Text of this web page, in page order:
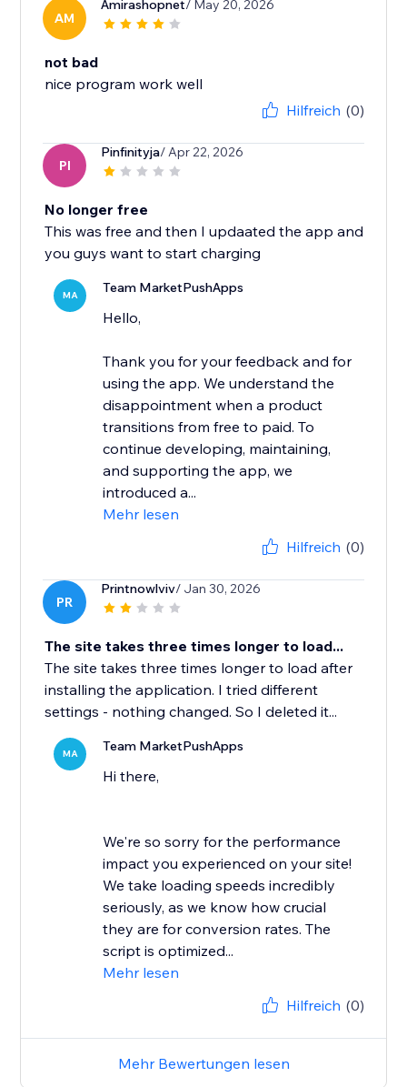
AM
Amirashopnet/ May 20, 2026
not bad
nice program work well
Hilfreich (0)
PI
Pinfinityja/ Apr 22, 2026
No longer free
This was free and then I updaated the app and
you guys want to start charging
MA Team MarketPushApps
Hello,
Thank you for your feedback and for
using the app. We understand the
disappointment when a product
transitions from free to paid. To
continue developing, maintaining,
and supporting the app, we
introduced a...
Mehr lesen
Hilfreich (0)
PR
Printnowlviv/ Jan 30, 2026
The site takes three times longer to load...
The site takes three times longer to load after
installing the application. I tried different
settings - nothing changed. So I deleted it...
MA Team MarketPushApps
Hi there,
We're so sorry for the performance
impact you experienced on your site!
We take loading speeds incredibly
seriously, as we know how crucial
they are for conversion rates. The
script is optimized...
Mehr lesen
Hilfreich (0)
Mehr Bewertungen lesen